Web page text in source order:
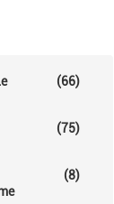
(66)
(75)
(8)